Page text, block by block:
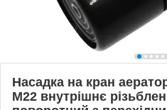
Насадка на кран
М22 внутрішнє